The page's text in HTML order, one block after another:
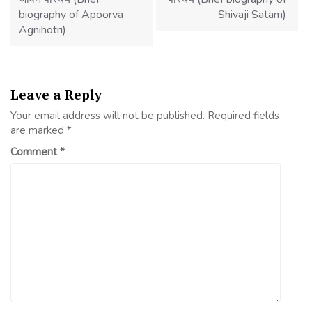
biography of Apoorva
Agnihotri)
Shivaji Satam)
Leave a Reply
Your email address will not be published. Required fields
are marked *
Comment*